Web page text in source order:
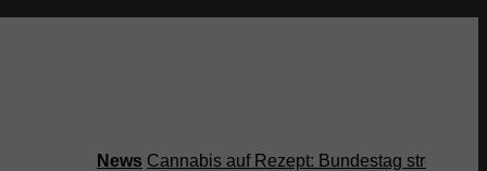
News Cannabis auf Rezept: Bundestag streicht